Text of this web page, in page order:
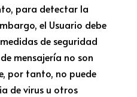
para detectar la
el Usuario debe
de seguridad
mensajería no son
por tanto, no puede
de virus u otros